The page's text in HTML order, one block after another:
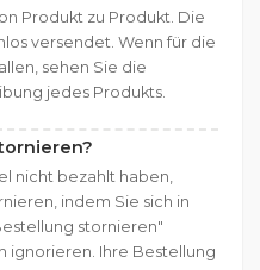
Produkt zu Produkt. Die
versendet. Wenn für die
sehen Sie die
jedes Produkts.
nicht bezahlt haben,
indem Sie sich in
stornieren"
ignorieren. Ihre Bestellung